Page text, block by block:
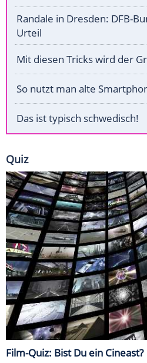
Randale in Dresden: DFB-
Urteil
Mit diesen Tricks wird der
So nutzt man alte
Das ist typisch schwedisch!
Quiz
Film-Quiz: Bist Du ein Cineast?